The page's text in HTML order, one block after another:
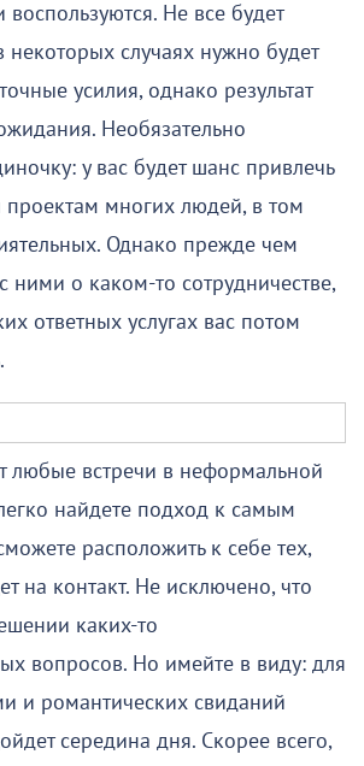
воспользуются. Не все будет
некоторых случаях нужно будет
усилия, однако результат
Необязательно
у вас будет шанс привлечь
многих людей, в том
Однако прежде чем
ними о каком-то сотрудничестве,
ответных услугах вас потом
любые встречи в неформальной
найдете подход к самым
расположить к себе тех,
на контакт. Не исключено, что
каких-то
вопросов. Но имейте в виду: для
и романтических свиданий
середина дня. Скорее всего,